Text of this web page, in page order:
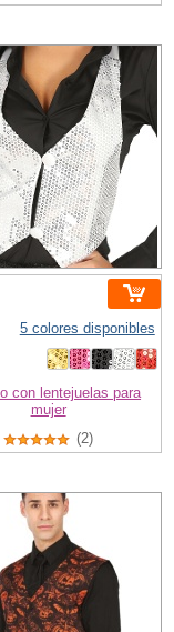
5 colores disponibles
con lentejuelas para
mujer
(2)